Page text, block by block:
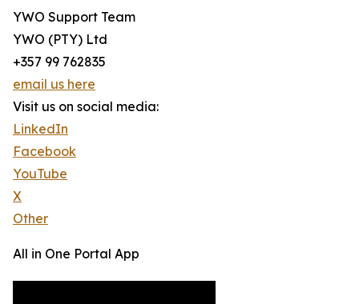
YWO Support Team
YWO (PTY) Ltd
+357 99 762835
email us here
Visit us on social media:
LinkedIn
Facebook
YouTube
X
Other
All in One Portal App